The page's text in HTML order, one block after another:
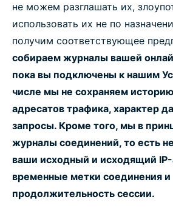
не можем разглашать их,
использовать их не по
получим соответствующее
собираем журналы вашей
пока вы подключены к нашим
числе мы не сохраняем
адресатов трафика, характер
запросы. Кроме того, мы в
журналы соединений, то есть
ваши исходный и исходящий
временные метки соединения и
продолжительность сессии.